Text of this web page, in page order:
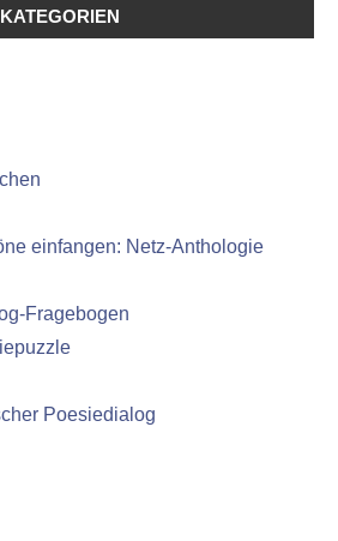
einfangen: Netz-Anthologie
Fragebogen
Poesiedialog